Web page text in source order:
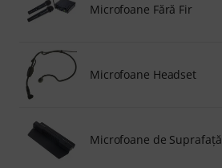
Microfoane Fără Fir
Microfoane Headset
Microfoane de Suprafaţă